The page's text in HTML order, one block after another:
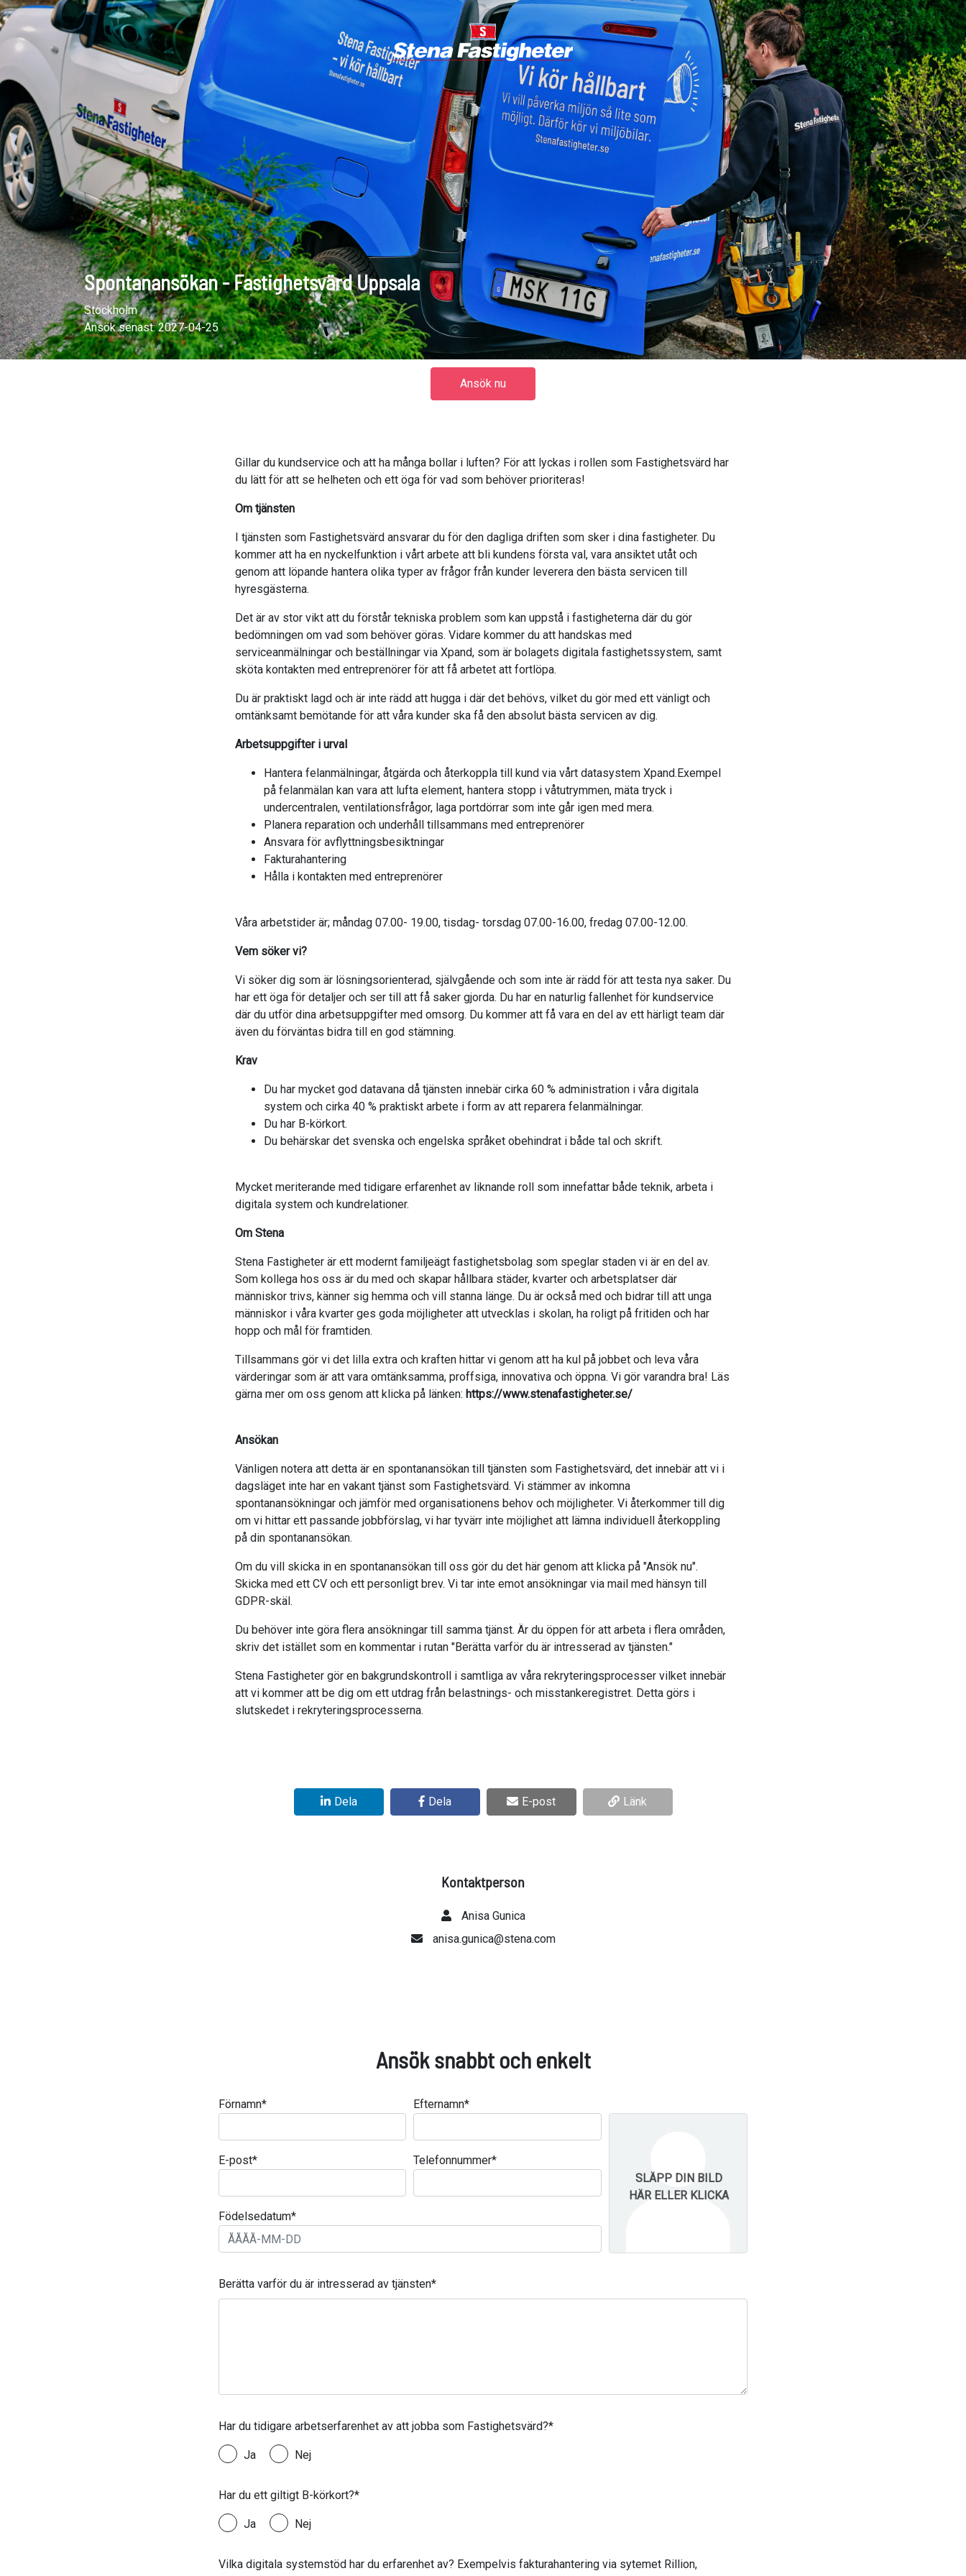
Spontanansökan - Fastighetsvärd Uppsala
Stockholm
Ansök senast: 2027-04-25
Ansök nu
Gillar du kundservice och att ha många bollar i luften? För att lyckas i rollen som Fastighetsvärd har
du lätt för att se helheten och ett öga för vad som behöver prioriteras!
Om tjänsten
I tjänsten som Fastighetsvärd ansvarar du för den dagliga driften som sker i dina fastigheter. Du
kommer att ha en nyckelfunktion i vårt arbete att bli kundens första val, vara ansiktet utåt och
genom att löpande hantera olika typer av frågor från kunder leverera den bästa servicen till
hyresgästerna.
Det är av stor vikt att du förstår tekniska problem som kan uppstå i fastigheterna där du gör
bedömningen om vad som behöver göras. Vidare kommer du att handskas med
serviceanmälningar och beställningar via Xpand, som är bolagets digitala fastighetssystem, samt
sköta kontakten med entreprenörer för att få arbetet att fortlöpa.
Du är praktiskt lagd och är inte rädd att hugga i där det behövs, vilket du gör med ett vänligt och
omtänksamt bemötande för att våra kunder ska få den absolut bästa servicen av dig.
Arbetsuppgifter i urval
Hantera felanmälningar, åtgärda och återkoppla till kund via vårt datasystem Xpand.Exempel
på felanmälan kan vara att lufta element, hantera stopp i våtutrymmen, mäta tryck i
undercentralen, ventilationsfrågor, laga portdörrar som inte går igen med mera.
Planera reparation och underhåll tillsammans med entreprenörer
Ansvara för avflyttningsbesiktningar
Fakturahantering
Hålla i kontakten med entreprenörer
Våra arbetstider är; måndag 07.00- 19.00, tisdag- torsdag 07.00-16.00, fredag 07.00-12.00.
Vem söker vi?
Vi söker dig som är lösningsorienterad, självgående och som inte är rädd för att testa nya saker. Du
har ett öga för detaljer och ser till att få saker gjorda. Du har en naturlig fallenhet för kundservice
där du utför dina arbetsuppgifter med omsorg. Du kommer att få vara en del av ett härligt team där
även du förväntas bidra till en god stämning.
Krav
Du har mycket god datavana då tjänsten innebär cirka 60 % administration i våra digitala
system och cirka 40 % praktiskt arbete i form av att reparera felanmälningar.
Du har B-körkort.
Du behärskar det svenska och engelska språket obehindrat i både tal och skrift.
Mycket meriterande med tidigare erfarenhet av liknande roll som innefattar både teknik, arbeta i
digitala system och kundrelationer.
Om Stena
Stena Fastigheter är ett modernt familjeägt fastighetsbolag som speglar staden vi är en del av.
Som kollega hos oss är du med och skapar hållbara städer, kvarter och arbetsplatser där
människor trivs, känner sig hemma och vill stanna länge. Du är också med och bidrar till att unga
människor i våra kvarter ges goda möjligheter att utvecklas i skolan, ha roligt på fritiden och har
hopp och mål för framtiden.
Tillsammans gör vi det lilla extra och kraften hittar vi genom att ha kul på jobbet och leva våra
värderingar som är att vara omtänksamma, proffsiga, innovativa och öppna. Vi gör varandra bra! Läs
gärna mer om oss genom att klicka på länken: https://www.stenafastigheter.se/
Ansökan
Vänligen notera att detta är en spontanansökan till tjänsten som Fastighetsvärd, det innebär att vi i
dagsläget inte har en vakant tjänst som Fastighetsvärd. Vi stämmer av inkomna
spontanansökningar och jämför med organisationens behov och möjligheter. Vi återkommer till dig
om vi hittar ett passande jobbförslag, vi har tyvärr inte möjlighet att lämna individuell återkoppling
på din spontanansökan.
Om du vill skicka in en spontanansökan till oss gör du det här genom att klicka på "Ansök nu".
Skicka med ett CV och ett personligt brev. Vi tar inte emot ansökningar via mail med hänsyn till
GDPR-skäl.
Du behöver inte göra flera ansökningar till samma tjänst. Är du öppen för att arbeta i flera områden,
skriv det istället som en kommentar i rutan "Berätta varför du är intresserad av tjänsten."
Stena Fastigheter gör en bakgrundskontroll i samtliga av våra rekryteringsprocesser vilket innebär
att vi kommer att be dig om ett utdrag från belastnings- och misstankeregistret. Detta görs i
slutskedet i rekryteringsprocesserna.
Dela Dela E-post Länk
Kontaktperson
Anisa Gunica
anisa.gunica@stena.com
Ansök snabbt och enkelt
Förnamn* Efternamn*
E-post* Telefonnummer*
Födelsedatum*
SLÄPP DIN BILD
HÄR ELLER KLICKA
Berätta varför du är intresserad av tjänsten*
Har du tidigare arbetserfarenhet av att jobba som Fastighetsvärd?*
Ja Nej
Har du ett giltigt B-körkort?*
Ja Nej
Vilka digitala systemstöd har du erfarenhet av? Exempelvis fakturahantering via sytemet Rillion,